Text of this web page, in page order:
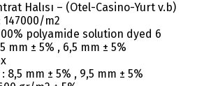
Halısı – (Otel-Casino-Yurt v.b)
147000/m2
polyamide solution dyed 6
mm ± 5% , 6,5 mm ± 5%
8,5 mm ± 5% , 9,5 mm ± 5%